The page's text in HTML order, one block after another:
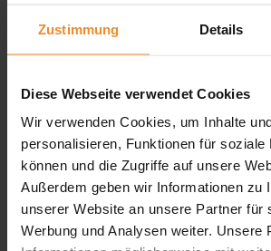
Zustimmung Details
Diese Webseite verwendet Cookies
Wir verwenden Cookies, um Inhalte
personalisieren, Funktionen für soziale
können und die Zugriffe auf unsere
Außerdem geben wir Informationen zu
unserer Website an unsere Partner für
Werbung und Analysen weiter. Unsere
Wir freuen uns auf Ihre Anfrage
Aufgrund Ihrer Datenschutzeinstellungen
unsere ProvenExpert Bewertungen hier
Klicken Sie hier um Ihre Einstellungen zu